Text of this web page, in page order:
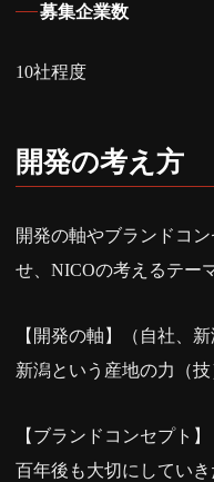
募集企業数
10社程度
開発の考え方
開発の軸やブランドコ
せ、NICOの考えるテー
【開発の軸】（自社、新
新潟という産地の力（
【ブランドコンセプト】
百年後も大切にしてい